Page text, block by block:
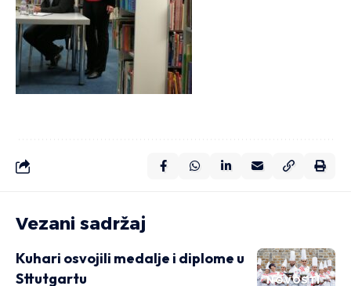
Vezani sadržaj
NOVOSTI
Kuhari osvojili medalje i diplome u
Sttutgartu